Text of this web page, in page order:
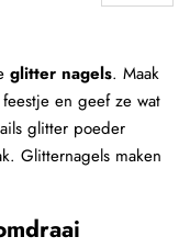
glitter nagels. Maak
en geef ze wat
glitter poeder
Glitternagels maken